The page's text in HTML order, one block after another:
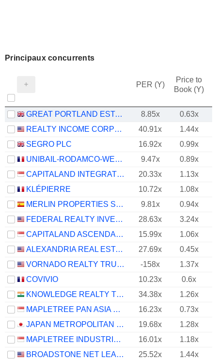
Principaux concurrents
PER (Y)
Price to
Book (Y)
GREAT PORTLAND ESTATES PLC 8.85x
0.63x
REALTY INCOME CORPORATION
40.91x
1.44x
SEGRO PLC
16.92x
0.99x
UNIBAIL-RODAMCO-WESTFIELD SE
9.47x
0.89x
CAPITALAND INTEGRATED COMMERCIAL TRUST
20.33x
1.13x
KLÉPIERRE
10.72x
1.08x
MERLIN PROPERTIES SOCIMI, S.A.
9.81x
0.94x
FEDERAL REALTY INVESTMENT TRUST
28.63x
3.24x
CAPITALAND ASCENDAS REIT
15.99x
1.06x
ALEXANDRIA REAL ESTATE EQUITIES, INC.
27.69x
0.45x
VORNADO REALTY TRUST
-158x
1.37x
COVIVIO
10.23x
0.6x
KNOWLEDGE REALTY TRUST
34.38x
1.26x
MAPLETREE PAN ASIA COMMERCIAL TRUST
16.23x
0.73x
JAPAN METROPOLITAN FUND INVESTMENT CORPORATION
19.68x 1.28x
MAPLETREE INDUSTRIAL TRUST
16.01x
1.18x
BROADSTONE NET LEASE, INC.
25.52x
1.44x